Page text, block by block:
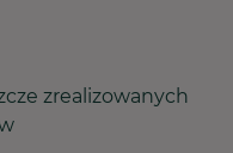
zrealizowanych